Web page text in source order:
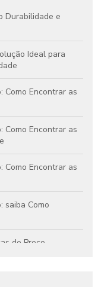
Durabilidade e
Ideal para
Como Encontrar as
Como Encontrar as
Como Encontrar as
saiba Como
de Preço